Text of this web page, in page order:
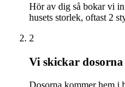
Hör av dig så bokar vi
husets storlek, oftast 2
2
Vi skickar dosorna